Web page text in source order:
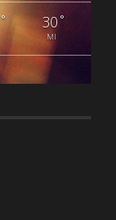
° 30 °
MI